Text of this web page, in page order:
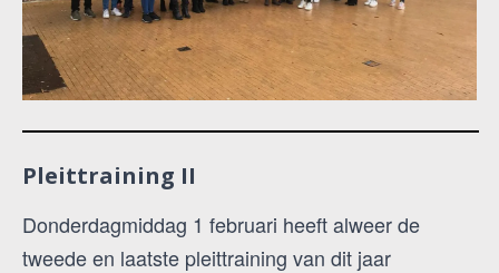
Pleittraining II
Donderdagmiddag 1 februari heeft alweer de
tweede en laatste pleittraining van dit jaar